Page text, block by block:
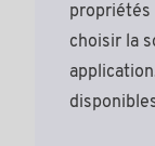
propriétés
choisir la